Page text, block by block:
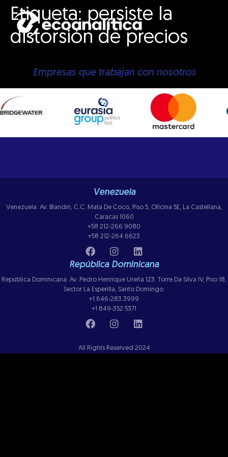
Etiqueta: persiste la
distorsión de precios
Empresas que trabajan con nosotros
Venezuela
Venezuela: Av. Blandin, C.C. Mata De Coco, Piso 5, Oficina 5E, La Castellana,
Caracas 1060
+58 212-266.9080
+58 212-264.6623
República Dominicana
República Dominicana: Av. Pedro Henrique Ureña 123. Torre Da Silva IV, Piso 18,
Sector La Esperilla, Santo Domingo.
+1 646-283.3999
+1 849-352.5371
All Rights Reserved 2024